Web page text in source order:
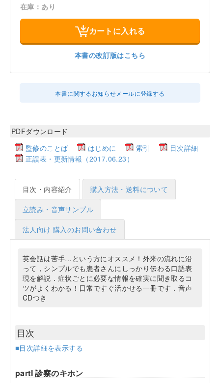
在庫：あり
カートに入れる
本書の改訂版はこちら
本書に関するお知らせメールに登録する
PDFダウンロード
監修のことば
はじめに 索引
目次詳細
正誤表・更新情報（2017.06.23）
目次・内容紹介 購入方法・送料について
立読み・音声サンプル
法人向け 購入のお問い合わせ
英会話は苦手…という方にオススメ！外来の流れに沿
って，シンプルでも患者さんにしっかり伝わる口語表
現を解説．症状ごとに必要な情報を確実に聞き取るコ
ツがよくわかる！日常ですぐ活かせる一冊です．音声
CDつき
目次
■目次詳細を表示する
partI 診察のキホン